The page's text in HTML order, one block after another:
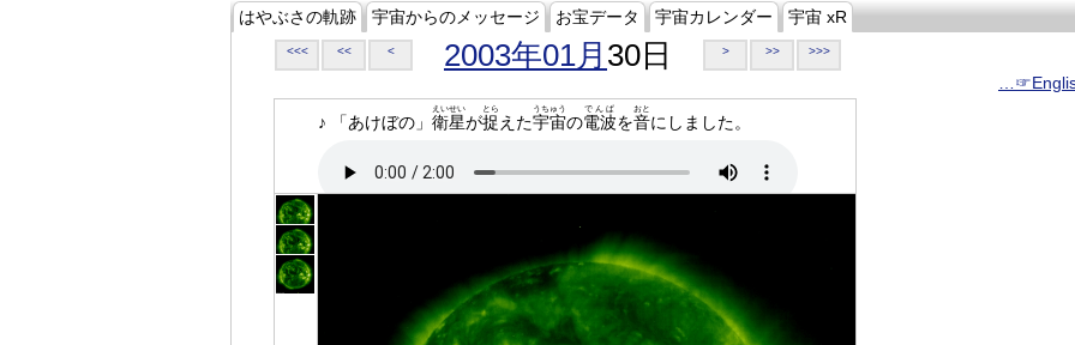
はやぶさの軌跡 宇宙からのメッセージ お宝データ 宇宙カレンダー 宇宙 xR
<<< << < 2003年01月 30日 > >> >>>
♪ 「あけぼの」 衛星
えいせい
が捉
とら
えた宇宙
うちゅう
の電波
でんぱ
を音
おと
にしました。